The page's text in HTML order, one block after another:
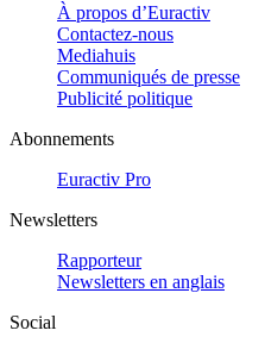
À propos d’Euractiv
Contactez-nous
Mediahuis
Communiqués de presse
Publicité politique
Abonnements
Euractiv Pro
Newsletters
Rapporteur
Newsletters en anglais
Social